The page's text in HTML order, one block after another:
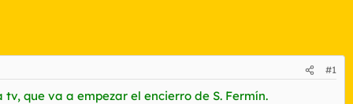
#1
que va a empezar el encierro de S. Fermín.